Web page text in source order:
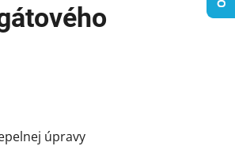
úpravy